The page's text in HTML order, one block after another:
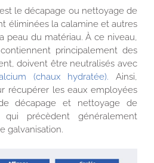
le décapage ou nettoyage de
éliminées la calamine et autres
peau du matériau. À ce niveau,
principalement des
doivent être neutralisés avec
(chaux hydratée). Ainsi,
récupérer les eaux employées
décapage et nettoyage de
qui précèdent généralement
galvanisation.